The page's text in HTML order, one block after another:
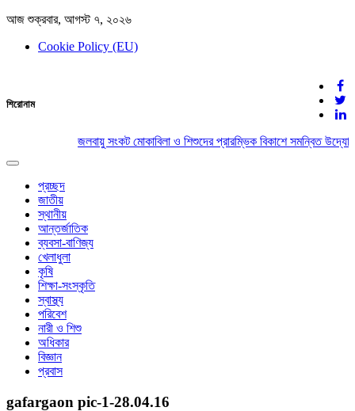
আজ শুক্রবার, আগস্ট ৭, ২০২৬
Cookie Policy (EU)
দেশের খবর
যুক্ত থাকুন দেশের সঙ্গে
শিরোনাম
জলবায়ু সংকট মোকাবিলা ও শিশুদের প্রারম্ভিক বিকাশে সমন্বিত
Toggle
navigation
প্রচ্ছদ
জাতীয়
স্থানীয়
আন্তর্জাতিক
ব্যবসা-বাণিজ্য
খেলাধুলা
কৃষি
শিক্ষা-সংস্কৃতি
স্বাস্থ্য
পরিবেশ
নারী ও শিশু
অধিকার
বিজ্ঞান
প্রবাস
gafargaon pic-1-28.04.16